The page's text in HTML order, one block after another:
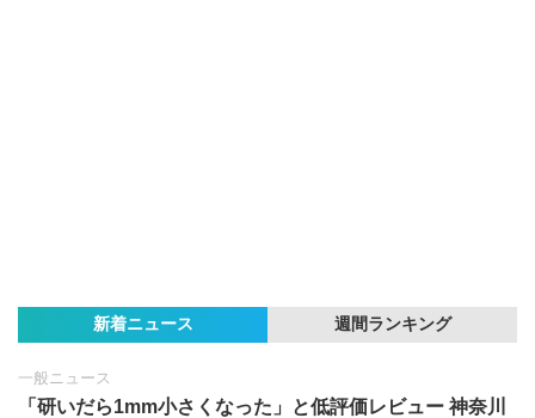
新着ニュース 週間ランキング
一般ニュース
「研いだら1mm小さくなった」と低評価レビュー 神奈川